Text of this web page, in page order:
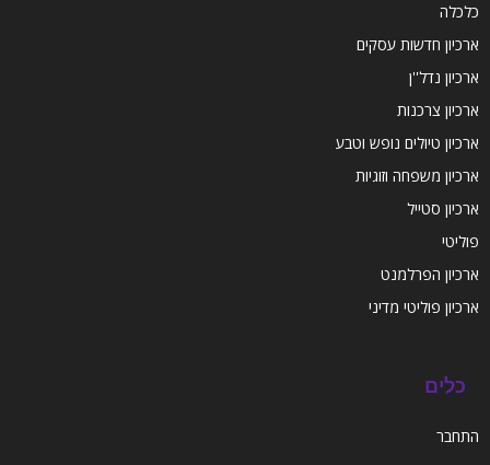
כלכלה
ארכיון חדשות עסקים
ארכיון נדל''ן
ארכיון צרכנות
ארכיון טיולים נופש וטבע
ארכיון משפחה וזוגיות
ארכיון סטייל
פוליטי
ארכיון הפרלמנט
ארכיון פוליטי מדיני
כלים
התחבר